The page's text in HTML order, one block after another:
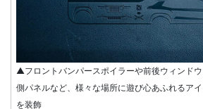
▲フロントバンパースポイラーや前後ウィンド
側パネルなど、様々な場所に遊び心あふれるア
を装飾